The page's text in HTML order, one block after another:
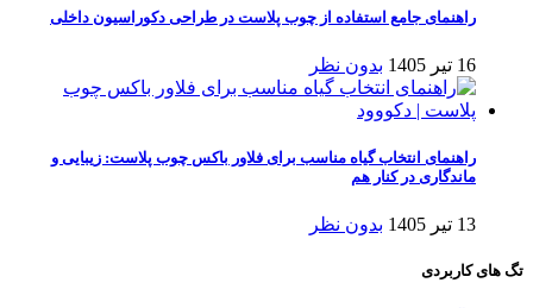
راهنمای جامع استفاده از چوب پلاست در طراحی دکوراسیون داخلی
16 تیر 1405 بدون نظر
راهنمای انتخاب گیاه مناسب برای فلاور باکس چوب پلاست: زیبایی و
ماندگاری در کنار هم
13 تیر 1405 بدون نظر
تگ های کاربردی